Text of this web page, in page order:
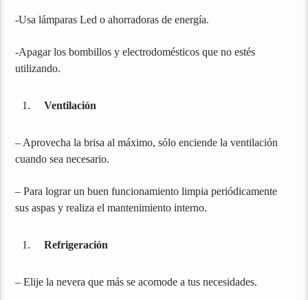
-Usa lámparas Led o ahorradoras de energía.
-Apagar los bombillos y electrodomésticos que no estés
utilizando.
Ventilación
– Aprovecha la brisa al máximo, sólo enciende la ventilación
cuando sea necesario.
– Para lograr un buen funcionamiento limpia periódicamente
sus aspas y realiza el mantenimiento interno.
Refrigeración
– Elije la nevera que más se acomode a tus necesidades.